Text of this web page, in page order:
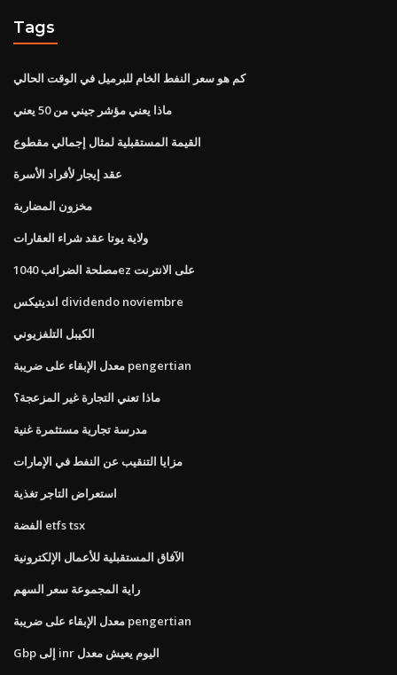
Tags
كم هو سعر النفط الخام للبرميل في الوقت الحالي
ماذا يعني مؤشر جيني من 50 يعني
القيمة المستقبلية لمثال إجمالي مقطوع
عقد إيجار لأفراد الأسرة
مخزون المضاربة
ولاية يوتا عقد شراء العقارات
مصلحة الضرائب 1040ez على الانترنت
انديتيكس dividendo noviembre
الكيبل التلفزيوني
معدل الإبقاء على ضريبة pengertian
ماذا تعني التجارة غير المزعجة؟
مدرسة تجارية مستثمرة غنية
مزايا التنقيب عن النفط في الإمارات
استعراض التاجر تغذية
الفضة etfs tsx
الآفاق المستقبلية للأعمال الإلكترونية
راية المجموعة سعر السهم
معدل الإبقاء على ضريبة pengertian
Gbp إلى inr اليوم يعيش معدل